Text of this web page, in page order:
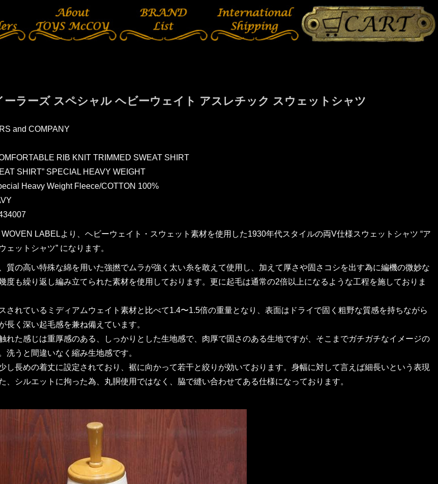
ーラーズ スペシャル ヘビーウェイト アスレチック スウェットシャツ
and COMPANY
RIB KNIT TRIMMED SWEAT SHIRT
SHIRT” SPECIAL HEAVY WEIGHT
Heavy Weight Fleece/COTTON 100%
LABELより、ヘビーウェイト・スウェット素材を使用した1930年代スタイルの両V仕様スウェットシャツ “ア
ェットシャツ” になります。
質の高い特殊な綿を用いた強撚でムラが強く太い糸を敢えて使用し、加えて厚さや固さコシを出す為に編機の微妙な
度も繰り返し編み立てられた素材を使用しております。更に起毛は通常の2倍以上になるような工程を施しておりま
されているミディアムウェイト素材と比べて1.4〜1.5倍の重量となり、表面はドライで固く粗野な質感を持ちながら
長く深い起毛感を兼ね備えています。
れた感じは重厚感のある、しっかりとした生地感で、肉厚で固さのある生地ですが、そこまでガチガチなイメージの
洗うと間違いなく縮み生地感です。
し長めの着丈に設定されており、裾に向かって若干と絞りが効いております。身幅に対して言えば細長いという表現
、シルエットに拘った為、丸胴使用ではなく、脇で縫い合わせてある仕様になっております。